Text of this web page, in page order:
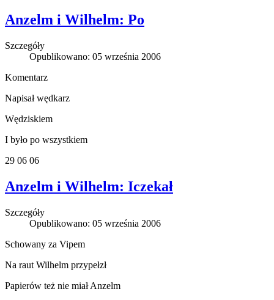
Anzelm i Wilhelm: Po
Szczegóły
Opublikowano: 05 września 2006
Komentarz
Napisał wędkarz
Wędziskiem
I było po wszystkiem
29 06 06
Anzelm i Wilhelm: Iczekał
Szczegóły
Opublikowano: 05 września 2006
Schowany za Vipem
Na raut Wilhelm przypełzł
Papierów też nie miał Anzelm